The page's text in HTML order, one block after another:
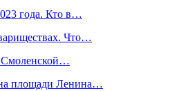
года. Кто в…
Что…
Смоленской…
на площади Ленина…